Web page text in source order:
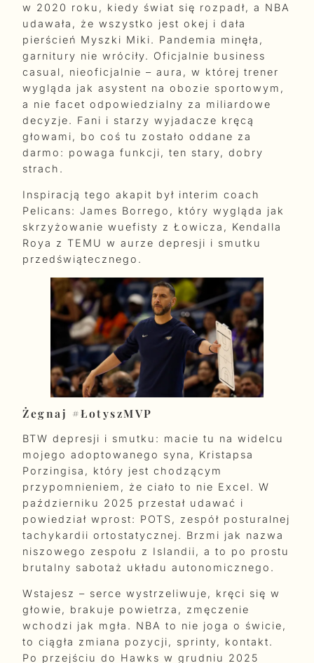
w 2020 roku, kiedy świat się rozpadł, a NBA
udawała, że wszystko jest okej i dała
pierścień Myszki Miki. Pandemia minęła,
garnitury nie wróciły. Oficjalnie business
casual, nieoficjalnie – aura, w której trener
wygląda jak asystent na obozie sportowym,
a nie facet odpowiedzialny za miliardowe
decyzje. Fani i starzy wyjadacze kręcą
głowami, bo coś tu zostało oddane za
darmo: powaga funkcji, ten stary, dobry
strach.
Inspiracją tego akapit był interim coach
Pelicans: James Borrego, który wygląda jak
skrzyżowanie wuefisty z Łowicza, Kendalla
Roya z TEMU w aurze depresji i smutku
przedświątecznego.
Żegnaj #ŁotyszMVP
BTW depresji i smutku: macie tu na widelcu
mojego adoptowanego syna, Kristapsa
Porzingisa, który jest chodzącym
przypomnieniem, że ciało to nie Excel. W
październiku 2025 przestał udawać i
powiedział wprost: POTS, zespół posturalnej
tachykardii ortostatycznej. Brzmi jak nazwa
niszowego zespołu z Islandii, a to po prostu
brutalny sabotaż układu autonomicznego.
Wstajesz – serce wystrzeliwuje, kręci się w
głowie, brakuje powietrza, zmęczenie
wchodzi jak mgła. NBA to nie joga o świcie,
to ciągła zmiana pozycji, sprinty, kontakt.
Po przejściu do Hawks w grudniu 2025